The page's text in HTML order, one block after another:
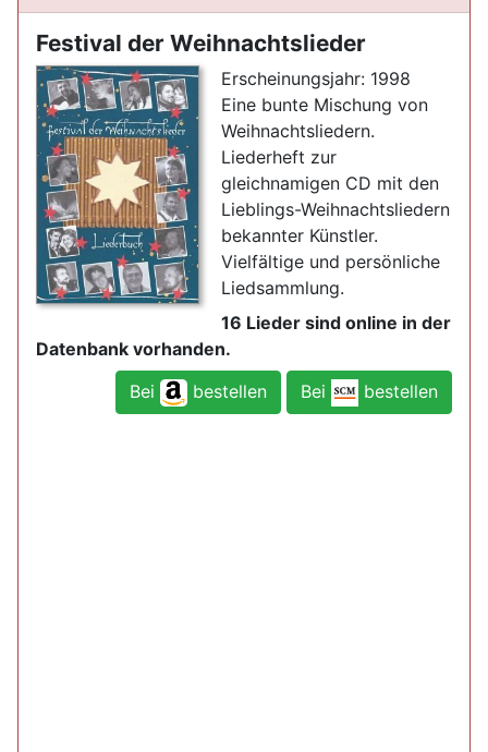
Festival der Weihnachtslieder
Erscheinungsjahr: 1998
Eine bunte Mischung von
Weihnachtsliedern.
Liederheft zur
gleichnamigen CD mit den
Lieblings-Weihnachtsliedern
bekannter Künstler.
Vielfältige und persönliche
Liedsammlung.
16 Lieder sind online in der
Datenbank vorhanden.
Bei
bestellen
Bei bestellen